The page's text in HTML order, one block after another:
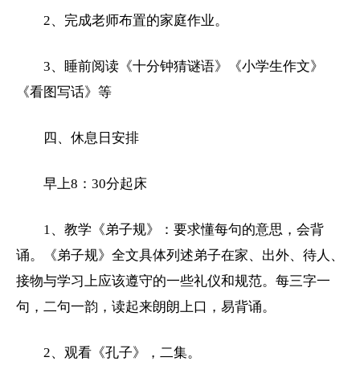
2、完成老师布置的家庭作业。
3、睡前阅读《十分钟猜谜语》《小学生作文》
《看图写话》等
四、休息日安排
早上8：30分起床
1、教学《弟子规》：要求懂每句的意思，会背
诵。《弟子规》全文具体列述弟子在家、出外、待人、
接物与学习上应该遵守的一些礼仪和规范。每三字一
句，二句一韵，读起来朗朗上口，易背诵。
2、观看《孔子》，二集。